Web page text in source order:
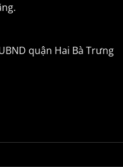
quận Hai Bà Trưng